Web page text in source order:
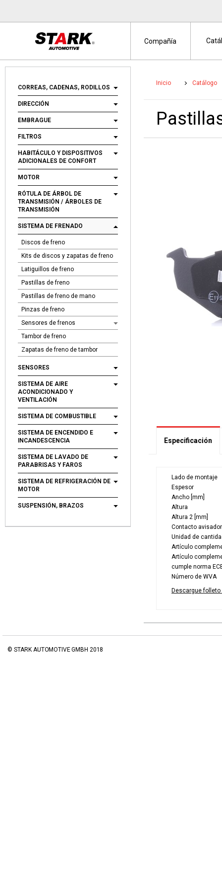
CORREAS, CADENAS, RODILLOS
DIRECCIÓN
EMBRAGUE
FILTROS
HABITÁCULO Y DISPOSITIVOS
ADICIONALES DE CONFORT
MOTOR
RÓTULA DE ÁRBOL DE
TRANSMISIÓN / ÁRBOLES DE
TRANSMISIÓN
SISTEMA DE FRENADO
Discos de freno
Kits de discos y zapatas de freno
Latiguillos de freno
Pastillas de freno
Pastillas de freno de mano
Pinzas de freno
Sensores de frenos
Tambor de freno
Zapatas de freno de tambor
SENSORES
SISTEMA DE AIRE
ACONDICIONADO Y
VENTILACIÓN
SISTEMA DE COMBUSTIBLE
SISTEMA DE ENCENDIDO E
INCANDESCENCIA
SISTEMA DE LAVADO DE
PARABRISAS Y FAROS
SISTEMA DE REFRIGERACIÓN DE
MOTOR
SUSPENSIÓN, BRAZOS
Inicio Catálogo
Especificación
Lado de montaje
Espesor
Ancho [mm]
Altura
Altura 2 [mm]
Contacto
Unidad de
Artículo
Artículo
cumple norma
Número de WVA
Descargue folleto
Compañía
© STARK AUTOMOTIVE GMBH 2018